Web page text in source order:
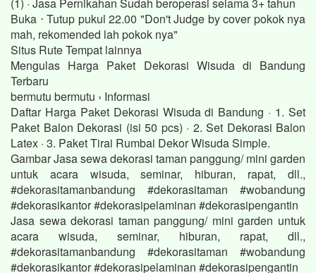
Buka ⋅ Tutup pukul 22.00 "Don't Judge by cover pokok nya
mah, rekomended lah pokok nya"
Situs Rute Tempat lainnya
Mengulas Harga Paket Dekorasi Wisuda di Bandung
Terbaru
bermutu bermutu › Informasi
Daftar Harga Paket Dekorasi Wisuda di Bandung · 1. Set
Paket Balon Dekorasi (isi 50 pcs) · 2. Set Dekorasi Balon
Latex · 3. Paket Tirai Rumbai Dekor Wisuda Simple.
Gambar Jasa sewa dekorasi taman panggung/ mini garden
untuk acara wisuda, seminar, hiburan, rapat, dll.,
#dekorasitamanbandung #dekorasitaman #wobandung
#dekorasikantor #dekorasipelaminan #dekorasipengantin
Jasa sewa dekorasi taman panggung/ mini garden untuk
acara wisuda, seminar, hiburan, rapat, dll.,
#dekorasitamanbandung #dekorasitaman #wobandung
#dekorasikantor #dekorasipelaminan #dekorasipengantin